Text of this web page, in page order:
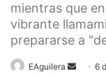
mientras que
vibrante
prepararse a
EAguilera
Send6